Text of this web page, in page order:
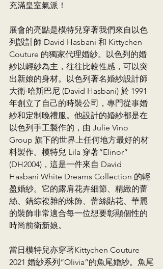
充滿皇室氣派！
展會的亮點是模特兒穿著我們來自以色
列設計師 David Hasbani 和 Kittychen
Couture 的獨家代理婚紗。以色列的婚
紗以輕紗為主，往往比較性感，可以突
出新娘的身材。以色列著名婚紗設計師
大衛·哈斯巴尼 (David Hasbani) 於 1991
年創立了自己的時裝公司，專門從事婚
紗和定制晚禮服。他設計的婚紗都是在
以色列手工製作的，由 Julie Vino
Group 旗下的世界上任何地方最好的材
料製作。模特兒 Lila 穿著“Elinor”
(DH2004)，這是一件來自 David
Hasbani White Dreams Collection 的輕
盈婚紗。它的露肩花卉細節、精緻的蕾
絲、錯綜複雜的珠飾、蕾絲貼花、華麗
的裝飾非常適合每一位想要彰顯個性的
時尚前衛新娘。
當日模特兒亦穿著Kittychen Couture
2021 婚紗系列“Olivia”的魚尾婚紗。魚尾